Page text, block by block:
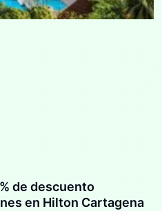
de descuento
en Hilton Cartagena